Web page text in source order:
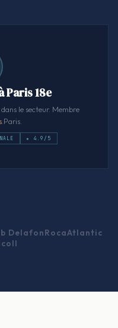
Paris 18e
le secteur. Membre
.Paris.
★ 4.9/5
DelafonRocaAtlantic